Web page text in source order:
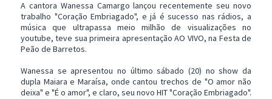
A cantora Wanessa Camargo lançou recentemente seu novo
trabalho "Coração Embriagado", e já é sucesso nas rádios, a
música que ultrapassa meio milhão de visualizações no
youtube, teve sua primeira apresentação AO VIVO, na Festa de
Peão de Barretos.
Wanessa se apresentou no último sábado (20) no show da
dupla Maiara e Maraísa, onde cantou trechos de "O amor não
deixa" e "É o amor", e claro, seu novo HIT "Coração Embriagado".